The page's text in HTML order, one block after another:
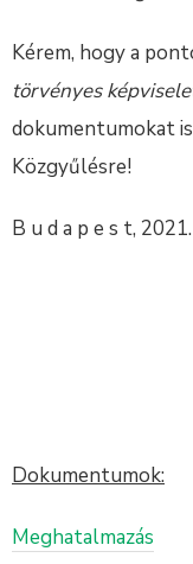
Kérem, hogy a
törvényes
dokumentumokat
Közgyűlésre!
B u d a p e s t,
Dokumentumok:
Meghatalmazás